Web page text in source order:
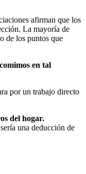
afirman que los
La mayoría de
de los puntos que
en tal
por un trabajo directo
del hogar.
una deducción de